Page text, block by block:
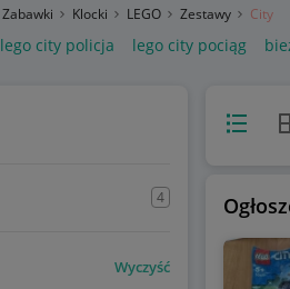
Zabawki Klocki LEGO Zestawy City
lego city policja lego city pociąg
4
Wyczyść
Widok